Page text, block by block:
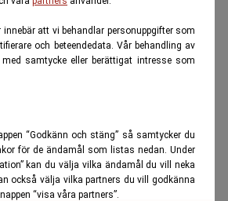
att vi behandlar personuppgifter som
och beteendedata. Vår behandling av
med samtycke eller berättigat intresse som
“Godkänn och stäng” så samtycker du
för de ändamål som listas nedan. Under
kan du välja vilka ändamål du vill neka
också välja vilka partners du vill godkänna
“visa våra partners”.